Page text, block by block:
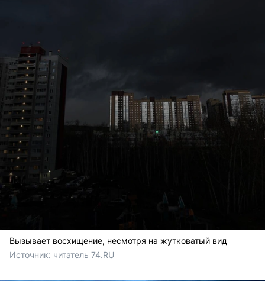
Вызывает восхищение, несмотря на жутковатый вид
Источник: читатель 74.RU